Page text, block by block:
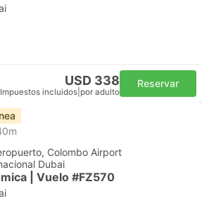
USD 338
Impuestos incluidos por adulto
Reservar
Colombo Airport
Dubai
| Vuelo #FZ570